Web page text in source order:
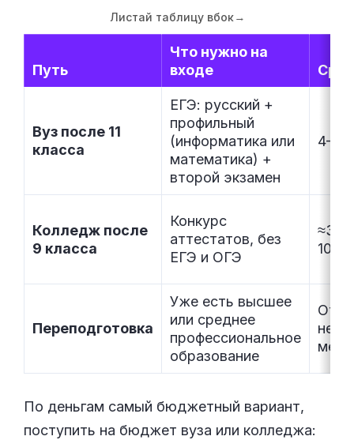
Листай таблицу вбок→
Путь
Что нужно на
входе
Срок
Вуз после 11
класса
ЕГЭ: русский +
профильный
(информатика или
математика) +
второй экзамен
4–5
Колледж после
9 класса
Конкурс
аттестатов, без
ЕГЭ и ОГЭ
≈3
10
Переподготовка
Уже есть высшее
или среднее
профессиональное
образование
От
По деньгам самый бюджетный вариант,
поступить на бюджет вуза или колледжа: